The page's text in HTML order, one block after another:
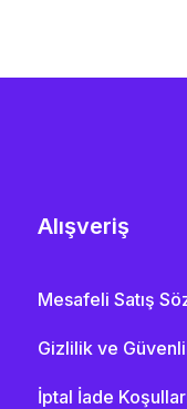
Alışveriş
Mesafeli Satış
Gizlilik ve
İptal İade